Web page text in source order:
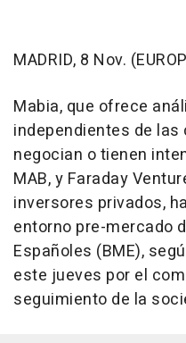
MADRID, 8 Nov.
Mabia, que ofrece
independientes de
negocian o tienen
MAB, y Faraday
inversores privados,
entorno pre-mercado
Españoles (BME),
este jueves por el
seguimiento de la